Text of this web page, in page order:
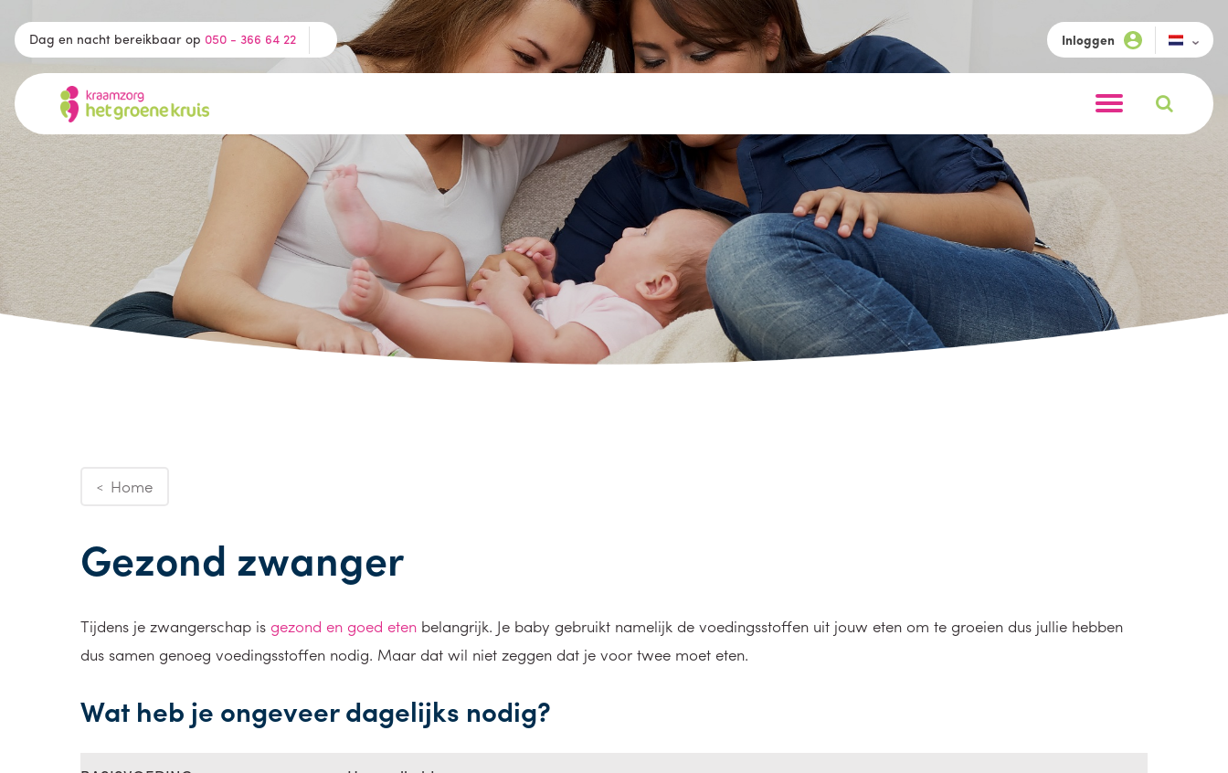
Dag en nacht bereikbaar op 050 - 366 64 22 Inloggen
< Home
Gezond zwanger
Tijdens je zwangerschap is gezond en goed eten belangrijk. Je baby gebruikt namelijk de voedingsstoffen uit jouw eten om te groeien dus jullie hebben
dus samen genoeg voedingsstoffen nodig. Maar dat wil niet zeggen dat je voor twee moet eten.
Wat heb je ongeveer dagelijks nodig?